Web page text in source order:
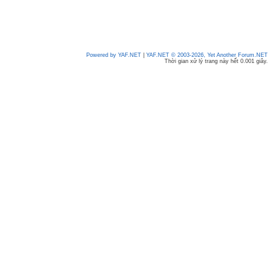
Powered by YAF.NET
YAF.NET © 2003-2026, Yet Another Forum.NET
Thời gian xử lý trang này hết 0.001 giây.